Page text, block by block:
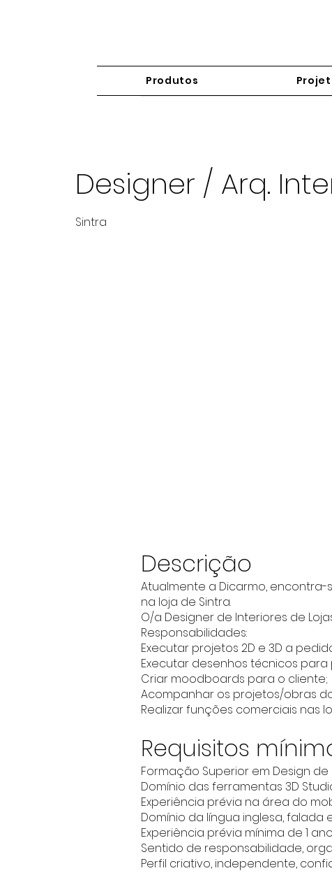
Produtos
Designer / Arq.
Sintra
Descrição
Atualmente a Dicarmo,
na loja de Sintra.
O/a Designer de Interiores de
Responsabilidades:
Executar projetos 2D e 3D a
Executar desenhos técnicos
Criar moodboards para o cliente;
Acompanhar os projetos/obras
Realizar funções comerciais nas
Requisitos
Formação Superior em Design
Domínio das ferramentas 3D
Experiência prévia na área do
Domínio da língua inglesa, falada
Experiência prévia mínima de 1
Sentido de responsabilidade,
Perfil criativo, independente,